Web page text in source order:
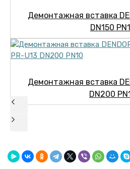
Демонтажная вставка
DN150
Демонтажная вставка
DN200